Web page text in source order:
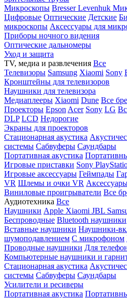
Микроскопы BresserLevenhuk
Цифровые Оптические Детские
микроскопы Аксессуары для
Приборы ночного видения
Оптические дальномеры
Уход и защита
TV, медиа и развлечения Все
Телевизоры Samsung Xiaomi Sony
Кронштейны для телевизоров
Наушники для телевизора
Медиаплееры Xiaomi Dune Все
Проекторы Epson Acer Sony LG
DLP LCD Недорогие
Экраны для проекторов
Стационарная акустика
системы Сабвуферы Саундбары
Портативная акустика
Игровые приставки Sony
Игровые аксессуары Геймпады
VR Шлемы и очки VR
Виниловые проигрыватели Все
Аудиотехника Все
Наушники Apple Xiaomi JBL
Беспроводные Bluetooth наушники
Вставные наушники Наушники-
шумоподавлением С микрофоном
Проводные наушники Для
Компьютерные наушники и
Стационарная акустика
системы Сабвуферы Саундбары
Усилители и ресиверы
Портативная акустика